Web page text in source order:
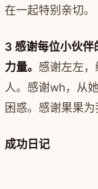
在一起特别亲切。
3 感谢每位小伙伴
力量。 感谢左左
人。感谢wh，从
困惑。感谢果果
成功日记